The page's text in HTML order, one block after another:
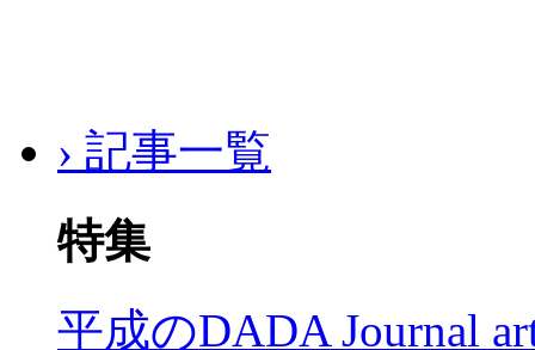
› 記事一覧
特集
平成のDADA Journal